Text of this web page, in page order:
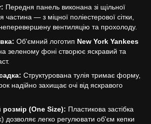
Передня панель виконана зі щільної
— з міцної поліестерової сітки,
вентиляцію та прохолоду.
Об'ємний логотип New York Yankees
зеленому фоні створює яскравий та
Структурована тулія тримає форму,
надійно захищає очі від яскравого
розмір (One Size): Пластикова застібка
дозволяє легко регулювати об'єм кепки